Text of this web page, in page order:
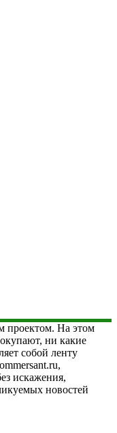
проектом. На этом
ни какие
собой ленту
искажения,
новостей